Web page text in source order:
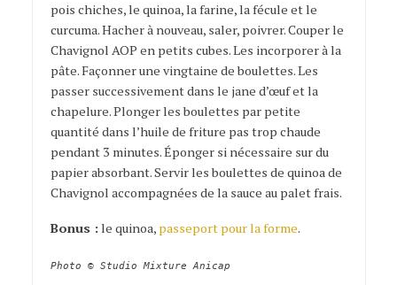
pois chiches, le quinoa, la farine, la fécule et le
curcuma. Hacher à nouveau, saler, poivrer. Couper le
Chavignol AOP en petits cubes. Les incorporer à la
pâte. Façonner une vingtaine de boulettes. Les
passer successivement dans le jane d’œuf et la
chapelure. Plonger les boulettes par petite
quantité dans l’huile de friture pas trop chaude
pendant 3 minutes. Éponger si nécessaire sur du
papier absorbant. Servir les boulettes de quinoa de
Chavignol accompagnées de la sauce au palet frais.
Bonus : le quinoa, passeport pour la forme.
Photo © Studio Mixture Anicap